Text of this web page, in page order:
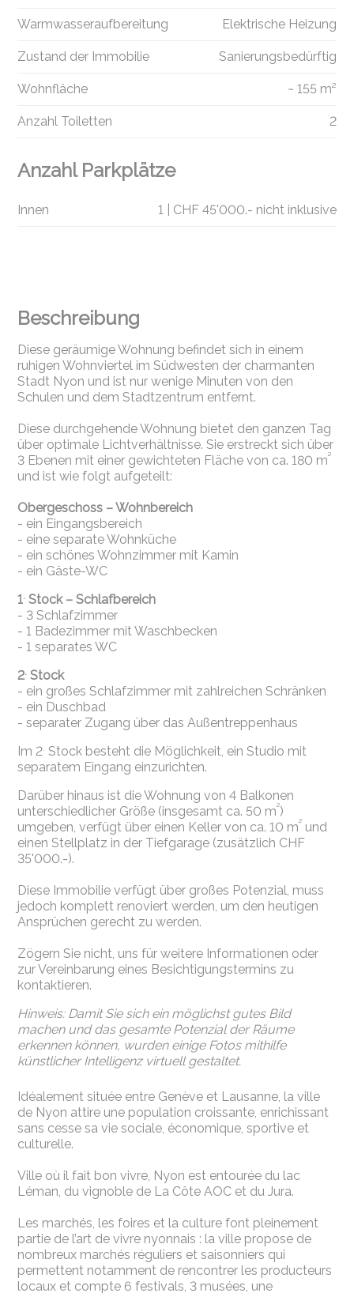
Beschreibung
Diese geräumige Wohnung befindet sich in einem
ruhigen Wohnviertel im Südwesten der charmanten
Stadt Nyon und ist nur wenige Minuten von den
Schulen und dem Stadtzentrum entfernt.
Diese durchgehende Wohnung bietet den ganzen Tag
über optimale Lichtverhältnisse. Sie erstreckt sich über
3 Ebenen mit einer gewichteten Fläche von ca. 180 m²
und ist wie folgt aufgeteilt:
Obergeschoss – Wohnbereich
- ein Eingangsbereich
- eine separate Wohnküche
- ein schönes Wohnzimmer mit Kamin
- ein Gäste-WC
1. Stock – Schlafbereich
- 3 Schlafzimmer
- 1 Badezimmer mit Waschbecken
- 1 separates WC
2. Stock
- ein großes Schlafzimmer mit zahlreichen Schränken
- ein Duschbad
- separater Zugang über das Außentreppenhaus
Im 2. Stock besteht die Möglichkeit, ein Studio mit
separatem Eingang einzurichten.
Darüber hinaus ist die Wohnung von 4 Balkonen
unterschiedlicher Größe (insgesamt ca. 50 m²)
umgeben, verfügt über einen Keller von ca. 10 m² und
einen Stellplatz in der Tiefgarage (zusätzlich CHF
35'000.-).
Diese Immobilie verfügt über großes Potenzial, muss
jedoch komplett renoviert werden, um den heutigen
Ansprüchen gerecht zu werden.
Zögern Sie nicht, uns für weitere Informationen oder
zur Vereinbarung eines Besichtigungstermins zu
kontaktieren.
Hinweis: Damit Sie sich ein möglichst gutes Bild
machen und das gesamte Potenzial der Räume
erkennen können, wurden einige Fotos mithilfe
künstlicher Intelligenz virtuell gestaltet.
Idéalement située entre Genève et Lausanne, la ville
de Nyon attire une population croissante, enrichissant
sans cesse sa vie sociale, économique, sportive et
culturelle.
Ville où il fait bon vivre, Nyon est entourée du lac
Léman, du vignoble de La Côte AOC et du Jura.
Les marchés, les foires et la culture font pleinement
partie de l’art de vivre nyonnais : la ville propose de
nombreux marchés réguliers et saisonniers qui
permettent notamment de rencontrer les producteurs
locaux et compte 6 festivals, 3 musées, une
Warmwasseraufbereitung Elektrische Heizung
Zustand der Immobilie Sanierungsbedürftig
Wohnfläche ~ 155 m²
Anzahl Toiletten 2
Anzahl Parkplätze
Innen 1 | CHF 45'000.- nicht inklusive